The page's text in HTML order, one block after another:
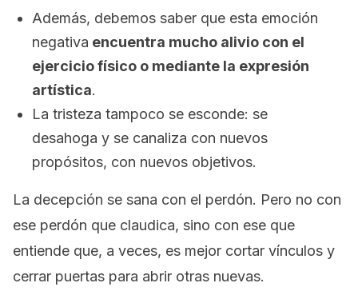
Además, debemos saber que esta emoción
negativa encuentra mucho alivio con el
ejercicio físico o mediante la expresión
artística.
La tristeza tampoco se esconde: se
desahoga y se canaliza con nuevos
propósitos, con nuevos objetivos.
La decepción se sana con el perdón. Pero no con
ese perdón que claudica, sino con ese que
entiende que, a veces, es mejor cortar vínculos y
cerrar puertas para abrir otras nuevas.